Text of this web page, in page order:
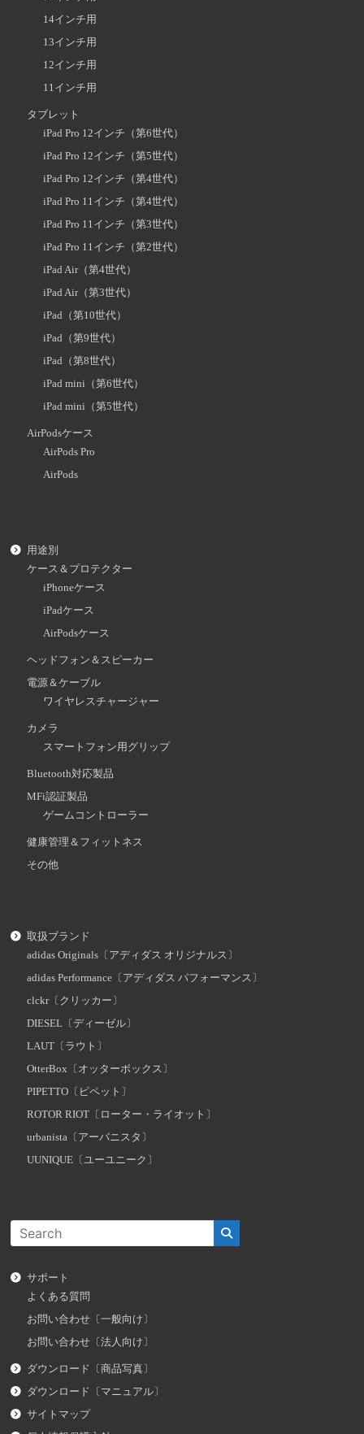
14インチ用
13インチ用
12インチ用
11インチ用
タブレット
iPad Pro 12インチ（第6世代）
iPad Pro 12インチ（第5世代）
iPad Pro 12インチ（第4世代）
iPad Pro 11インチ（第4世代）
iPad Pro 11インチ（第3世代）
iPad Pro 11インチ（第2世代）
iPad Air（第4世代）
iPad Air（第3世代）
iPad（第10世代）
iPad（第9世代）
iPad（第8世代）
iPad mini（第6世代）
iPad mini（第5世代）
AirPodsケース
AirPods Pro
AirPods
用途別
ケース＆プロテクター
iPhoneケース
iPadケース
AirPodsケース
ヘッドフォン＆スピーカー
電源＆ケーブル
ワイヤレスチャージャー
カメラ
スマートフォン用グリップ
Bluetooth対応製品
MFi認証製品
ゲームコントローラー
健康管理＆フィットネス
その他
取扱ブランド
adidas Originals〔アディダス オリジナルス〕
adidas Performance〔アディダス パフォーマンス〕
clckr〔クリッカー〕
DIESEL〔ディーゼル〕
LAUT〔ラウト〕
OtterBox〔オッターボックス〕
PIPETTO〔ピペット〕
ROTOR RIOT〔ローター・ライオット〕
urbanista〔アーバニスタ〕
UUNIQUE〔ユーユニーク〕
サポート
よくある質問
お問い合わせ〔一般向け〕
お問い合わせ〔法人向け〕
ダウンロード〔商品写真〕
ダウンロード〔マニュアル〕
サイトマップ